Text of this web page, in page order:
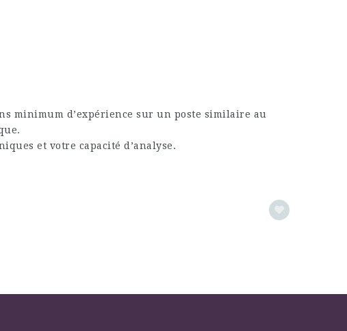
minimum d’expérience sur un poste similaire au
et votre capacité d’analyse.